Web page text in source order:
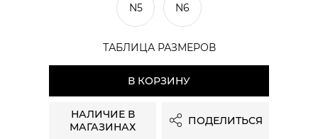
N5 N6
ТАБЛИЦА РАЗМЕРОВ
В КОРЗИНУ
НАЛИЧИЕ В
МАГАЗИНАХ
ПОДЕЛИТЬСЯ